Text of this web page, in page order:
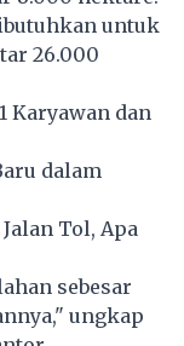
untuk
26.000
Karyawan dan
dalam
Tol, Apa
sebesar
ungkap